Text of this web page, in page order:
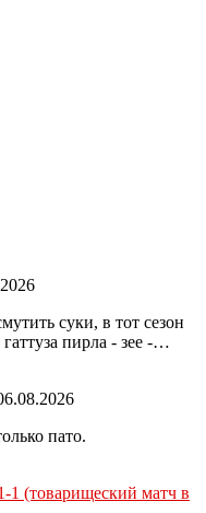
суки, в тот сезон
пирла - зее -…
пато.
(товарищеский матч в